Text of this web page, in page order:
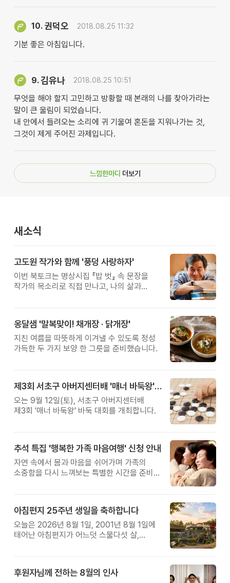
10. 권덕오 2018.08.25 11:32
기분 좋은 아침입니다.
9.김유나 2018.08.25 10:51
무엇을 해야 할지 고민하고 방황할 때 본래의 나를 찾아가라는
말이 큰 울림이 되었습니다.
내 안에서 들려오는 소리에 귀 기울여 혼돈을 지워나가는 것,
그것이 제게 주어진 과제입니다.
느낌한마디 더보기
새소식
고도원 작가와 함께 '풍덩 사랑하자'
이번 북토크는 명상시집 『밥 벗』 속 문장을
작가의 목소리로 직접 만나고, 나의 삶과
옹달샘 '말복맞이! 채개장 · 닭개장'
지친 여름을 따뜻하게 이겨낼 수 있도록 정성
가득한 두 가지 보양 한 그릇을 준비했습니다.
제3회 서초구 아버지센터배 '매너 바둑왕' 대회
오는 9월 12일(토), 서초구 아버지센터배
제3회 '매너 바둑왕' 바둑 대회를 개최합니다.
추석 특집 '행복한 가족 마음여행' 신청 안내
자연 속에서 몸과 마음을 쉬어가며 가족의
소중함을 다시 느껴보는 특별한 시간을 준비해
아침편지 25주년 생일을 축하합니다
오늘은 2026년 8월 1일, 2001년 8월 1일에
태어난 아침편지가 어느덧 스물다섯 살,
후원자님께 전하는 8월의 인사